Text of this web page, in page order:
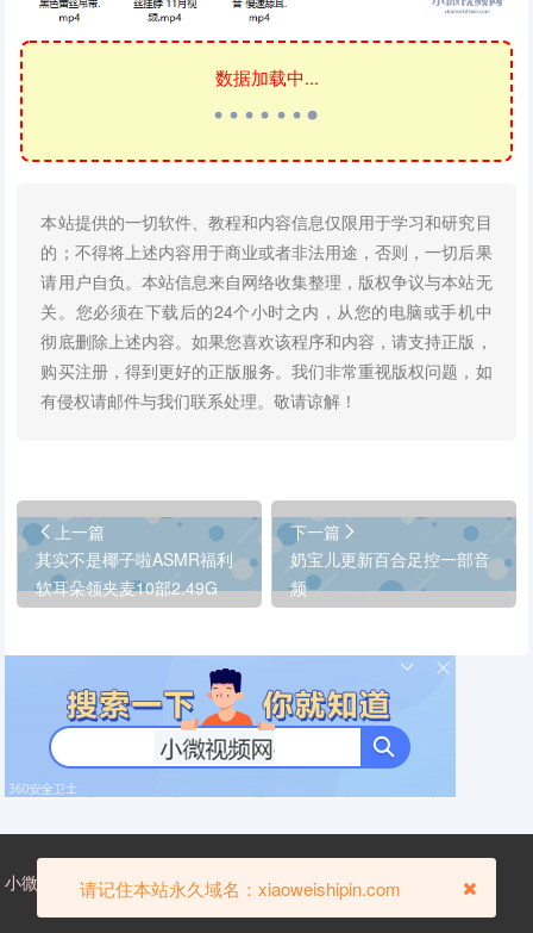
数据加载中...
本站提供的一切软件、教程和内容信息仅限用于学习和研究目
的；不得将上述内容用于商业或者非法用途，否则，一切后果
请用户自负。本站信息来自网络收集整理，版权争议与本站无
关。您必须在下载后的24个小时之内，从您的电脑或手机中
彻底删除上述内容。如果您喜欢该程序和内容，请支持正版，
购买注册，得到更好的正版服务。我们非常重视版权问题，如
有侵权请邮件与我们联系处理。敬请谅解！
上一篇
其实不是椰子啦ASMR福利
软耳朵领夹麦10部2.49G
下一篇
奶宝儿更新百合足控一部音
频
请记住本站永久域名：xiaoweishipin.com
小微视频网，xiaoweishipin.com——国内小微视频门户网站。